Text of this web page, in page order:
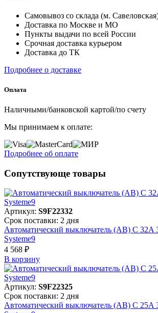
Самовывоз со склада (м.
Доставка по Москве и МО
Пункты выдачи по всей России
Срочная доставка курьером
Доставка до ТК
Подробнее о доставке
Оплата
Наличными/банковской картой/по счету
Мы принимаем к оплате:
Подробнее об оплате
Сопутствующе товары
Артикул: S9F22332
Срок поставки: 2 дня
Автоматический выключатель (АВ) C 32A
Systeme9
4 568 ₽
В корзинy
Артикул: S9F22325
Срок поставки: 2 дня
Автоматический выключатель (АВ) C 25A